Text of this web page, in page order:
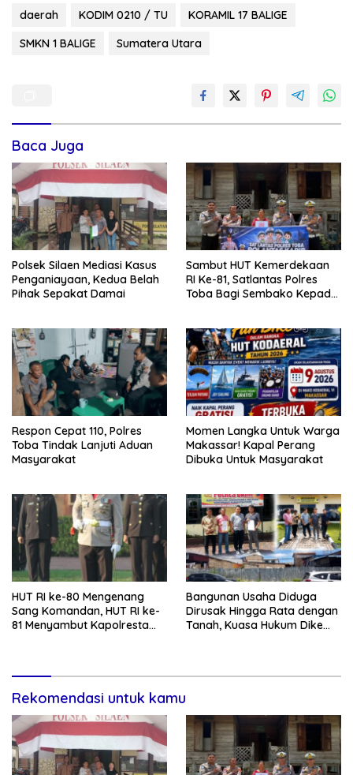
daerah KODIM 0210 / TU
KORAMIL 17 BALIGE
SMKN 1 BALIGE
Sumatera Utara
Baca Juga
Polsek Silaen Mediasi Kasus
Penganiayaan, Kedua Belah
Pihak Sepakat Damai
Sambut HUT Kemerdekaan
RI Ke-81, Satlantas Polres
Toba Bagi Sembako Kepada
Respon Cepat 110, Polres
Toba Tindak Lanjuti Aduan
Masyarakat
Momen Langka Untuk Warga
Makassar! Kapal Perang
Dibuka Untuk Masyarakat
HUT RI ke-80 Mengenang
Sang Komandan, HUT RI ke-
81 Menyambut Kapolresta
Bangunan Usaha Diduga
Dirusak Hingga Rata dengan
Tanah, Kuasa Hukum Dike
Rekomendasi untuk kamu